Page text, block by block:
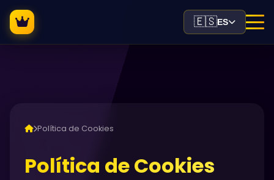
🇪🇸ES
Política de Cookies
Política de Cookies